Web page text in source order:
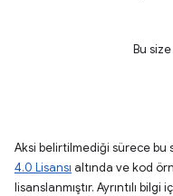
Bu
Aksi belirtilmediği sürece bu
4.0 Lisansı altında ve kod
lisanslanmıştır. Ayrıntılı bilgi